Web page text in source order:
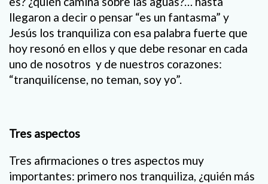
llegaron a decir o pensar “es un fantasma” y
Jesús los tranquiliza con esa palabra fuerte que
hoy resonó en ellos y que debe resonar en cada
uno de nosotros y de nuestros corazones:
“tranquilícense, no teman, soy yo”.
Tres aspectos
Tres afirmaciones o tres aspectos muy
importantes: primero nos tranquiliza, ¿quién más